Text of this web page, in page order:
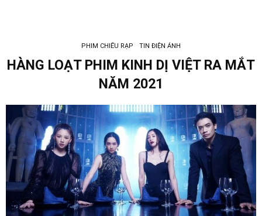
PHIM CHIẾU RẠP TIN ĐIỆN ẢNH
HÀNG LOẠT PHIM KINH DỊ VIỆT RA MẮT
NĂM 2021